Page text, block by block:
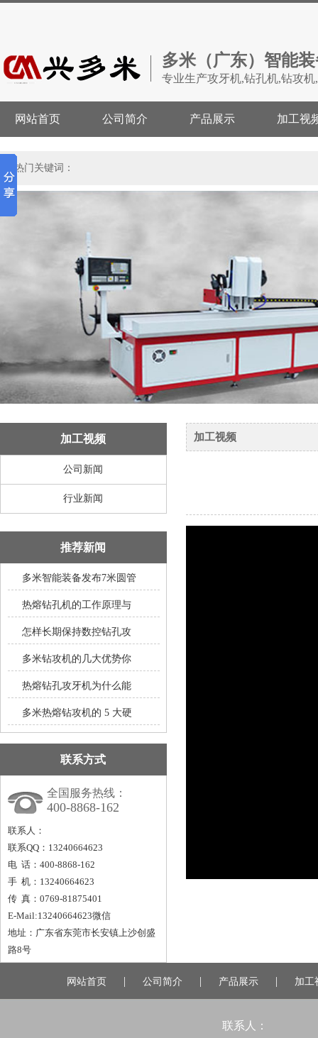
多米（广东）智能
专业生产攻牙机,钻孔机,钻攻
网站首页 公司简介 产品展示 加工视
热门关键词：
加工视频
公司新闻
行业新闻
推荐新闻
多米智能装备发布7米圆管
热熔钻孔机的工作原理与
怎样长期保持数控钻孔攻
多米钻攻机的几大优势你
热熔钻孔攻牙机为什么能
多米热熔钻攻机的 5 大硬
联系方式
全国服务热线：
400-8868-162
联系人：
联系QQ：13240664623
电 话：400-8868-162
手 机：13240664623
传 真：0769-81875401
E-Mail:13240664623微信
地址：广东省东莞市长安镇上沙创盛
路8号
加工视频
网站首页 | 公司简介 | 产品展示 | 加
联系人：